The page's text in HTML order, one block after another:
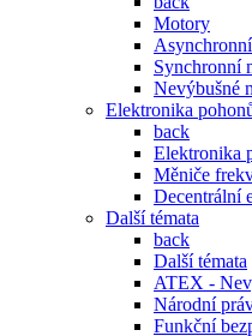
Motory
Synchronní
Nevýbušné
Elektronika
back
Elektronika
Měniče
Decentrální
Další témata
back
Další témata
ATEX -
Národní
Funkční